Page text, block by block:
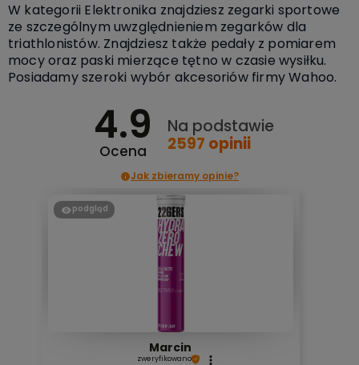
W kategorii Elektronika znajdziesz zegarki sportowe
ze szczególnym uwzględnieniem zegarków dla
triathlonistów. Znajdziesz także pedały z pomiarem
mocy oraz paski mierzące tętno w czasie wysiłku.
Posiadamy szeroki wybór akcesoriów firmy Wahoo.
4.9
Ocena
Na podstawie
2597 opinii
Jak zbieramy opinie?
podgląd
Marcin
zweryfikowano